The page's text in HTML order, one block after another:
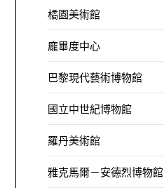
橘園美術館
龐畢度中心
巴黎現代藝術博物館
國立中世紀博物館
羅丹美術館
雅克馬爾－安德烈博物館